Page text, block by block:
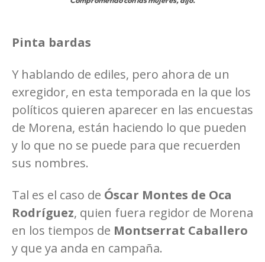
Pinta bardas
Y hablando de ediles, pero ahora de un
exregidor, en esta temporada en la que los
políticos quieren aparecer en las encuestas
de Morena, están haciendo lo que pueden
y lo que no se puede para que recuerden
sus nombres.
Tal es el caso de Óscar Montes de Oca
Rodríguez, quien fuera regidor de Morena
en los tiempos de Montserrat Caballero
y que ya anda en campaña.